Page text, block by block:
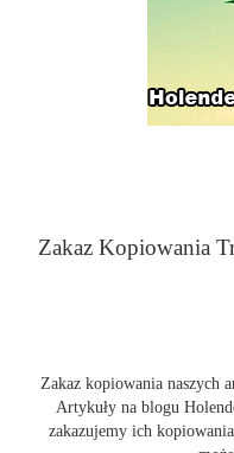
Zakaz Kopiowania
Zakaz kopiowania naszych
Artykuły na blogu
zakazujemy ich